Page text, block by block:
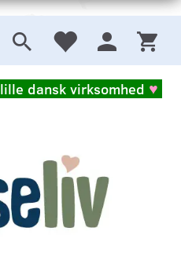
dansk virksomhed ♥